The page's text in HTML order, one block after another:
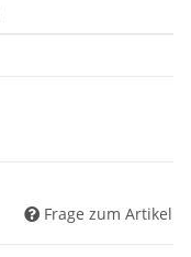
Frage zum Artikel